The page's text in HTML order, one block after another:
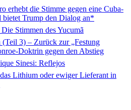
erhebt die Stimme gegen eine Cuba-
Trump den Dialog an*
Stimmen des Yucumã
3) – Zurück zur „Festung
Doktrin gegen den Abstieg
Sinesi: Reflejos
Lithium oder ewiger Lieferant in